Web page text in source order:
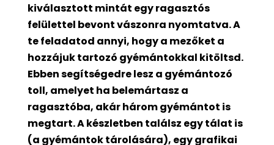
kiválasztott mintát egy ragasztós
felülettel bevontvászonra nyomtatva. A
te feladatod annyi, hogy a mezőket a
hozzájuk tartozó gyémántokkal kitöltsd.
Ebben segítségedre lesz a gyémántozó
toll, amelyet ha belemártasz a
ragasztóba, akár három gyémántot is
megtart. A készletben találsz egy tálat is
(a gyémántok tárolására), egy grafikai